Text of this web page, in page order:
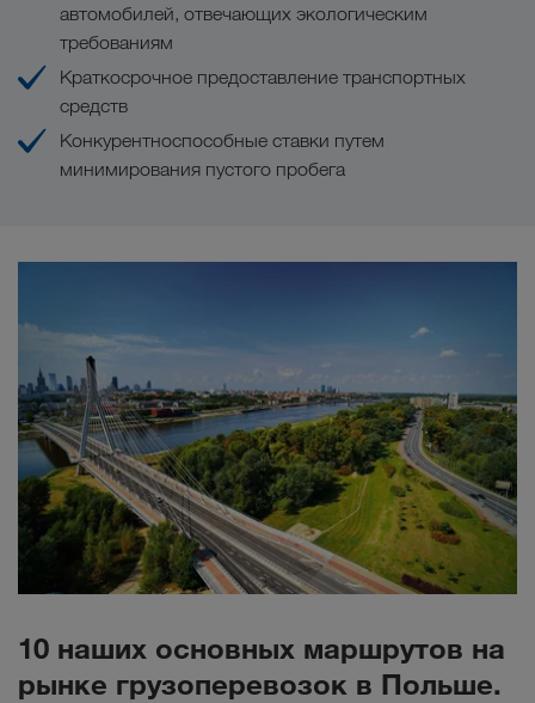
автомобилей, отвечающих экологическим
требованиям
Краткосрочное предоставление транспортных
средств
Конкурентноспособные ставки путем
минимирования пустого пробега
10 наших основных маршрутов на
рынке грузоперевозок в Польше.